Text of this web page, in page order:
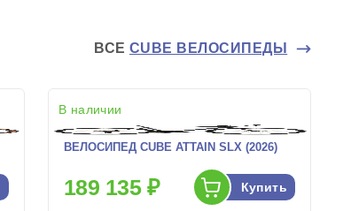
ВСЕCUBE ВЕЛОСИПЕДЫ
В наличии
ВЕЛОСИПЕД CUBE ATTAIN SLX (2026)
189 135 ₽ Купить